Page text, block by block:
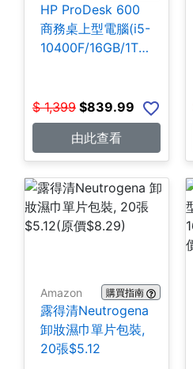
HP ProDesk 600
商務桌上型電腦(i5-
10400F/16GB/1TB
$ 1,399 $839.99
由此查看
Amazon 購買指南
露得清Neutrogena
卸妝濕巾單片包裝,
20張$5.12